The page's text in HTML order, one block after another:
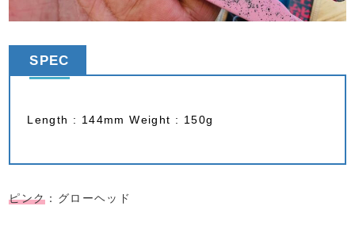
SPEC
Length : 144mm Weight : 150g
ピンク ：グローヘッド